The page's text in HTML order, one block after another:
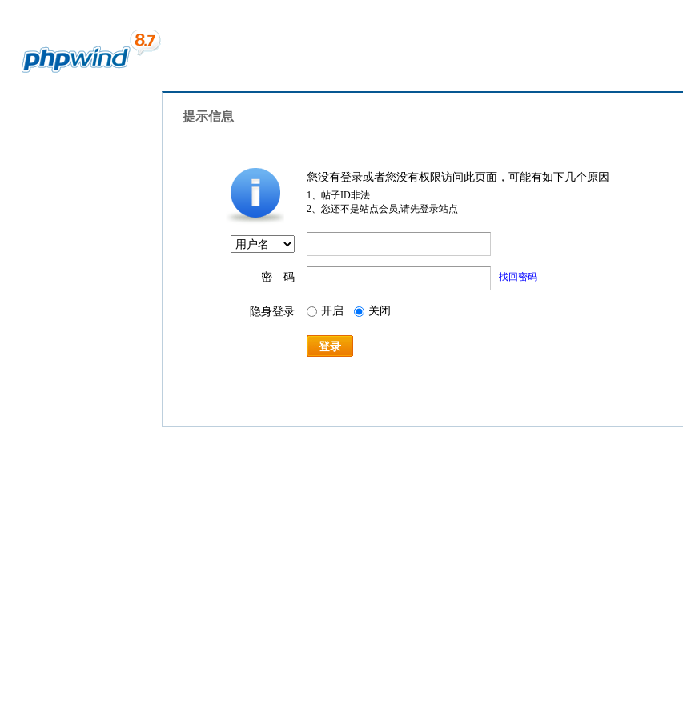
提示信息
您没有登录或者您没有权限访问此页面，可能有如下几个原因
1、帖子ID非法
2、您还不是站点会员,请先登录站点
密 码 找回密码
隐身登录 开启 关闭
登录